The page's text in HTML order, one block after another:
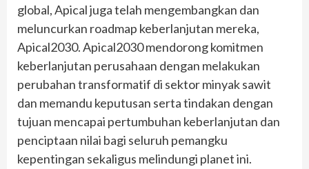
global, Apical juga telah mengembangkan dan
meluncurkan roadmap keberlanjutan mereka,
Apical2030. Apical2030 mendorong komitmen
keberlanjutan perusahaan dengan melakukan
perubahan transformatif di sektor minyak sawit
dan memandu keputusan serta tindakan dengan
tujuan mencapai pertumbuhan keberlanjutan dan
penciptaan nilai bagi seluruh pemangku
kepentingan sekaligus melindungi planet ini.